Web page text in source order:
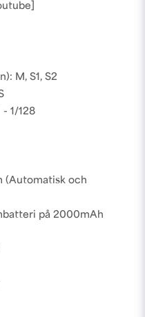
M, S1, S2
- 1/128
(Automatisk och
på 2000mAh